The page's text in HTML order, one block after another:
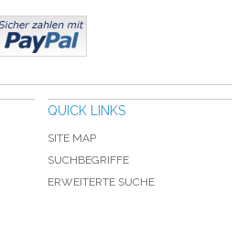
QUICK LINKS
SITE MAP
SUCHBEGRIFFE
ERWEITERTE SUCHE